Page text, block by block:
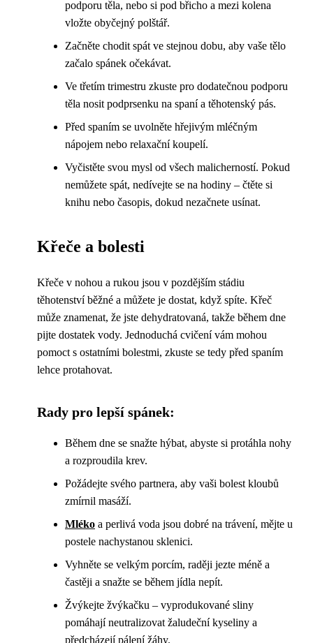
podporu těla, nebo si pod břicho a mezi kolena
vložte obyčejný polštář.
Začněte chodit spát ve stejnou dobu, aby vaše tělo
začalo spánek očekávat.
Ve třetím trimestru zkuste pro dodatečnou podporu
těla nosit podprsenku na spaní a těhotenský pás.
Před spaním se uvolněte hřejivým mléčným
nápojem nebo relaxační koupelí.
Vyčistěte svou mysl od všech malicherností. Pokud
nemůžete spát, nedívejte se na hodiny – čtěte si
knihu nebo časopis, dokud nezačnete usínat.
Křeče a bolesti
Křeče v nohou a rukou jsou v pozdějším stádiu
těhotenství běžné a můžete je dostat, když spíte. Křeč
může znamenat, že jste dehydratovaná, takže během dne
pijte dostatek vody. Jednoduchá cvičení vám mohou
pomoct s ostatními bolestmi, zkuste se tedy před spaním
lehce protahovat.
Rady pro lepší spánek:
Během dne se snažte hýbat, abyste si protáhla nohy
a rozproudila krev.
Požádejte svého partnera, aby vaši bolest kloubů
zmírnil masáží.
Mléko a perlivá voda jsou dobré na trávení, mějte u
postele nachystanou sklenici.
Vyhněte se velkým porcím, raději jezte méně a
častěji a snažte se během jídla nepít.
Žvýkejte žvýkačku – vyprodukované sliny
pomáhají neutralizovat žaludeční kyseliny a
předcházejí pálení žáhy.